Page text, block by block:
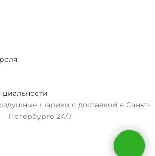
шарики с доставкой в Санкт-
Петербурге 24/7